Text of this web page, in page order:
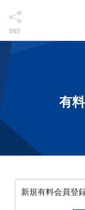
SNS
有
新規有料会員登